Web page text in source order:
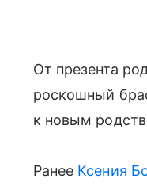
От презента
роскошный
к новым
Ранее Ксения